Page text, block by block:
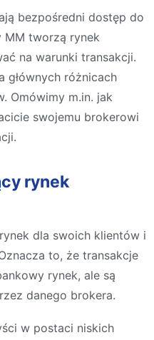
bezpośredni dostęp do
MM tworzą rynek
na warunki transakcji.
głównych różnicach
Omówimy m.in. jak
swojemu brokerowi
rynek
dla swoich klientów i
to, że transakcje
rynek, ale są
danego brokera.
w postaci niskich